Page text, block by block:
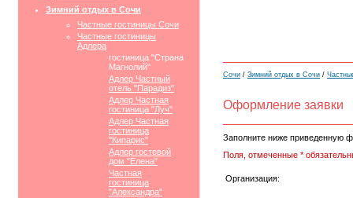
Зимний отдых в Сочи
Частные гостиницы Сочи
Частные гостиницы
Адлера
гостиница "Страна
Магнолий"
Адлер Частный
отель "Парадиз"
Адлер Частная
гостиница "Луч"
Адлер Частная
гостиница
"Кипарис"
Адлер гостевой
дом "Елена"
Частная
гостиница
"Александра"
Сочи / Зимний отдых в Сочи /
Оформление заявки
Заполните ниже приведенную
Поля, отмеченные *
Организация: